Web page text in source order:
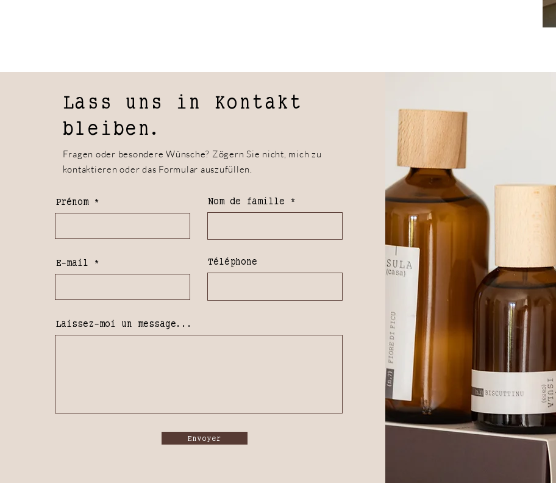
Lass uns in Kontakt
bleiben.
Fragen oder besondere Wünsche? Zögern Sie nicht, mich zu
kontaktieren oder das Formular auszufüllen.
Prénom Nom de famille
E-mail Téléphone
Laissez-moi un message...
Envoyer